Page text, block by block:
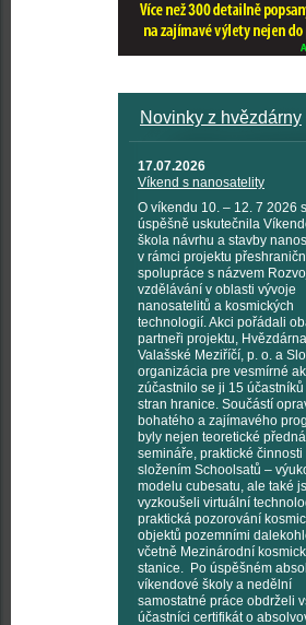
Novinky z hvězdárny
17.07.2026
Víkend s nanosatelity
O víkendu 10. – 12. 7 2026
úspěšně uskutečnila
škola návrhu a stavby
v rámci projektu
spolupráce s názvem
vzdělávání v oblasti vývoje
nanosatelitů a kosmických
technologií. Akci pořádali
partneři projektu, Hvězdárna
Valašské Meziříčí, p. o. a
organizácia pre vesmírné
zúčastnilo se ji 15 účastníků
stran hranice. Součástí
bohatého a zajímavého
byly nejen teoretické
semináře, praktické činnosti
složením Schoolsatů –
modelu cubesatu, ale také
vyzkoušeli virtuální
praktická pozorování
objektů pozemními
včetně Mezinárodní
stanice. Po úspěšném
víkendové školy a nedělní
samostatné práce obdrželi
účastníci certifikát o